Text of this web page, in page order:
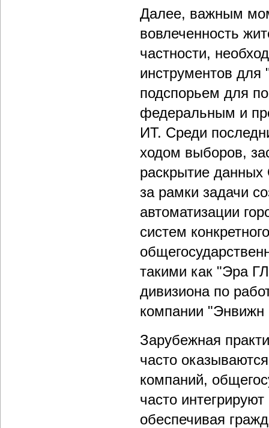
Далее, важным
вовлеченность
частности,
инструментов для
подспорьем для
федеральным и
ИТ. Среди
ходом выборов,
раскрытие
за рамки задачи
автоматизации
систем
такими как "Эра
дивизиона по
компании
Зарубежная
часто
компаний,
часто
обеспечивая